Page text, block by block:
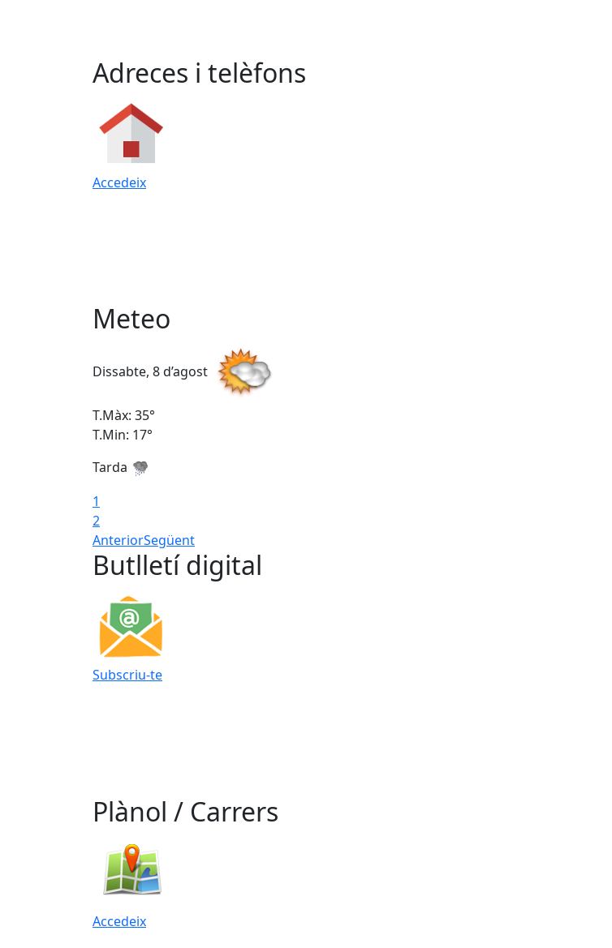
Adreces i telèfons
Accedeix
Meteo
Dissabte, 8 d’agost
T.Màx: 35°
T.Min: 17°
Tarda
1
2
AnteriorSegüent
Butlletí digital
Subscriu-te
Plànol / Carrers
Accedeix